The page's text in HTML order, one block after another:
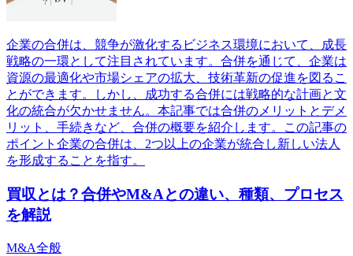
企業の合併は、競争が激化するビジネス環境において、成長
戦略の一環として注目されています。合併を通じて、企業は
資源の最適化や市場シェアの拡大、技術革新の促進を図るこ
とができます。しかし、成功する合併には戦略的な計画と文
化の統合が欠かせません。本記事では合併のメリットとデメ
リット、手続きなど、合併の概要を紹介します。この記事の
ポイント企業の合併は、2つ以上の企業が統合し新しい法人
を形成することを指す。
買収とは？合併やM&Aとの違い、種類、プロセス
を解説
M&A全般